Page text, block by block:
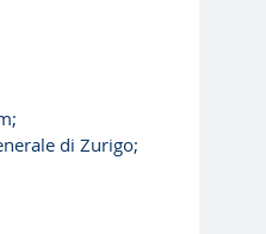
di Zurigo;